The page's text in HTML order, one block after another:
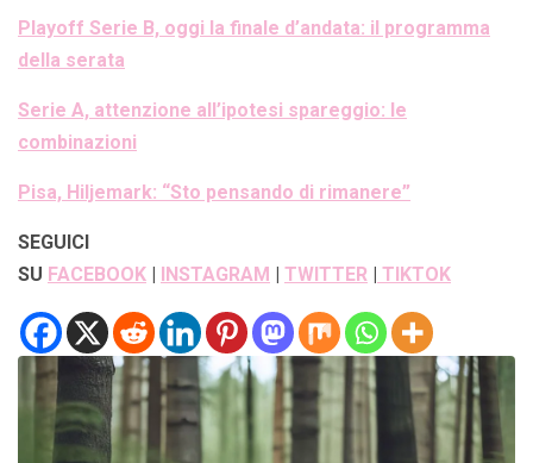
Playoff Serie B, oggi la finale d’andata: il programma
della serata
Serie A, attenzione all’ipotesi spareggio: le
combinazioni
Pisa, Hiljemark: “Sto pensando di rimanere”
SEGUICI
SU FACEBOOK | INSTAGRAM | TWITTER | TIKTOK